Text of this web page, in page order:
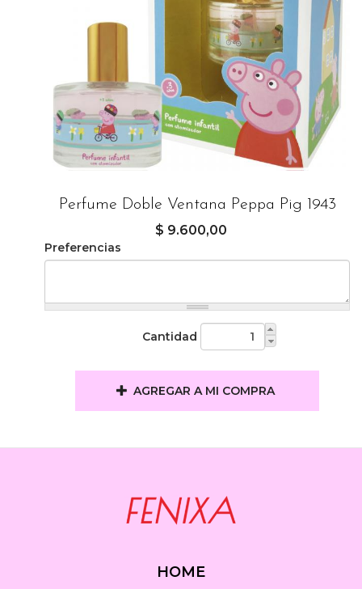
Perfume Doble Ventana Peppa Pig 1943
$ 9.600,00
Preferencias
Cantidad
AGREGAR A MI COMPRA
HOME